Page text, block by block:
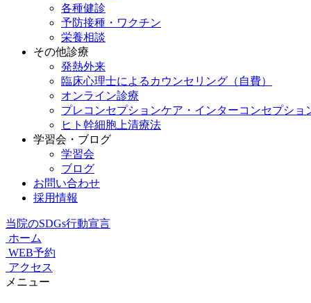
各種健診
予防接種・ワクチン
栄養相談
その他診療
発熱外来
臨床心理士によるカウンセリング（自費）
オンライン診療
プレコンセプションケア・インターコンセプショ
ヒト幹細胞上清療法
学習会・ブログ
学習会
ブログ
お問い合わせ
採用情報
当院のSDGs行動宣言
ホーム
WEB予約
アクセス
メニュー